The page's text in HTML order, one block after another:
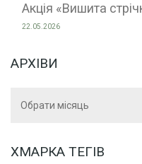
Акція «Вишита
22.05.2026
АРХІВИ
ХМАРКА ТЕГІВ